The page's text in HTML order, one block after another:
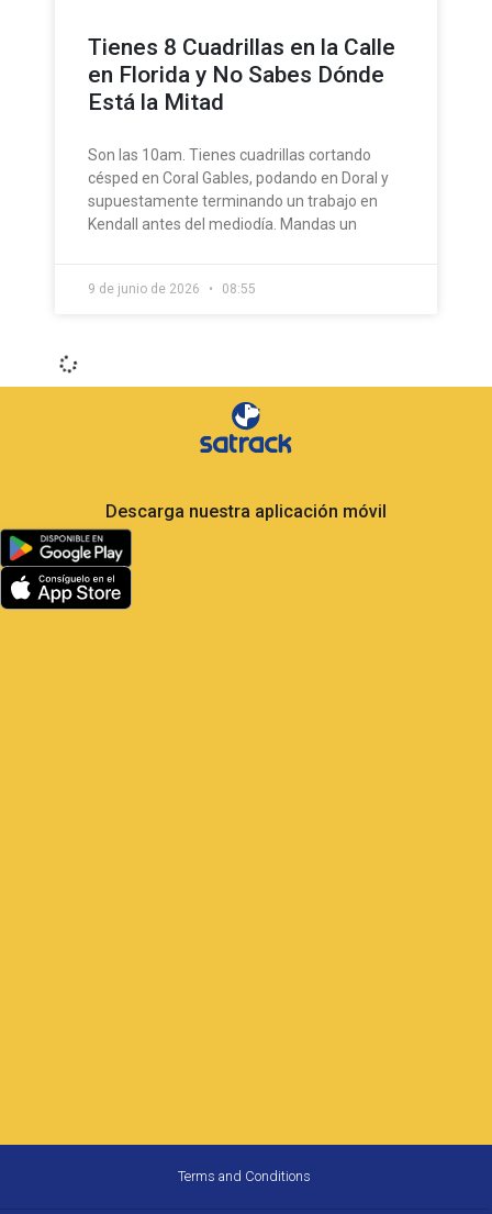
Tienes 8 Cuadrillas en la Calle
en Florida y No Sabes Dónde
Está la Mitad
Son las 10am. Tienes cuadrillas cortando
césped en Coral Gables, podando en Doral y
supuestamente terminando un trabajo en
Kendall antes del mediodía. Mandas un
9 de junio de 2026 08:55
Descarga nuestra aplicación móvil
Terms and Conditions